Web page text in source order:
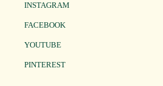
INSTAGRAM
FACEBOOK
YOUTUBE
PINTEREST